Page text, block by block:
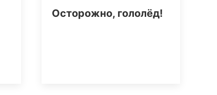
Осторожно, гололёд!